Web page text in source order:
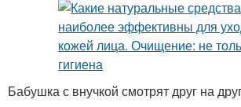
Бабушка с внучкой смотрят друг на